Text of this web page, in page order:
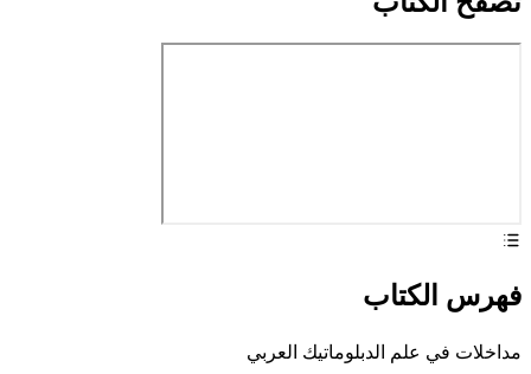
فهرس الكتاب
مداخلات في علم الدبلوماتيك العربي